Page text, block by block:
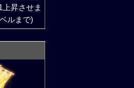
昇させま
ルまで)